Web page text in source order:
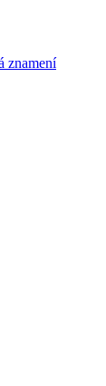
znamení